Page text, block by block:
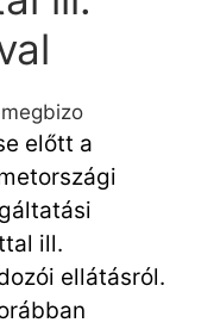
előtt a
ill.
ellátásról.